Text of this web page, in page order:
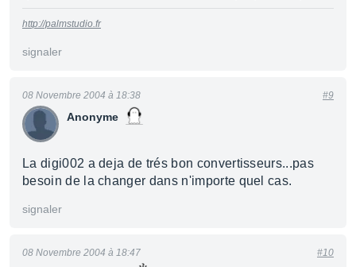
http://palmstudio.fr
signaler
Anonyme
08 Novembre 2004 à 18:38 #9
La digi002 a deja de trés bon convertisseurs...pas
besoin de la changer dans n'importe quel cas.
signaler
08 Novembre 2004 à 18:47 #10